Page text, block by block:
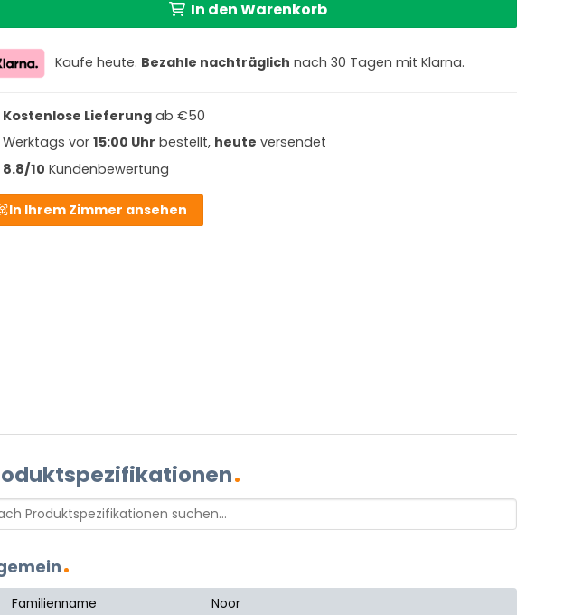
In den Warenkorb
Kaufe heute. Bezahle nachträglich nach 30 Tagen mit Klarna.
Kostenlose Lieferungab €50
Werktags vor 15:00 Uhr bestellt, heute versendet
8.8/10 Kundenbewertung
In Ihrem Zimmer ansehen
Familienname
Noor